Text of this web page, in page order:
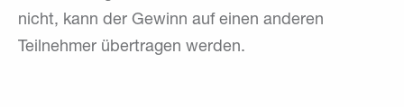
nicht, kann der Gewinn auf einen anderen
Teilnehmer übertragen werden.